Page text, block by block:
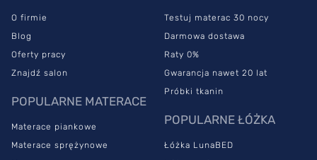
O firmie
Blog
Oferty pracy
Znajdź salon
POPULARNE MATERACE
Materace piankowe
Materace sprężynowe
Testuj materac 30 nocy
Darmowa dostawa
Raty 0%
Gwarancja nawet 20 lat
Próbki tkanin
POPULARNE ŁÓŻKA
Łóżka LunaBED